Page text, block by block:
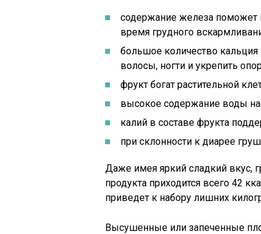
содержание железа поможет
время грудного
большое количество
волосы, ногти и укрепить
фрукт богат растительной
высокое содержание воды
калий в составе фрукта
при склонности к диарее
Даже имея яркий сладкий вкус,
продукта приходится всего 42
приведет к набору лишних
Высушенные или запеченные